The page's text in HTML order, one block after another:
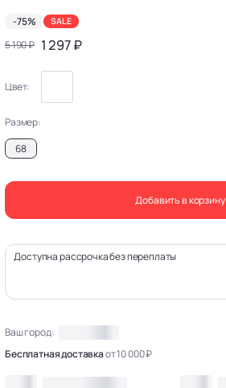
-75% SALE
5 190 ₽ 1 297 ₽
Цвет:
Размер:
68
Добавить в корзину
Доступна рассрочка без переплаты
Ваш город:
Бесплатная доставкаот 10 000 ₽